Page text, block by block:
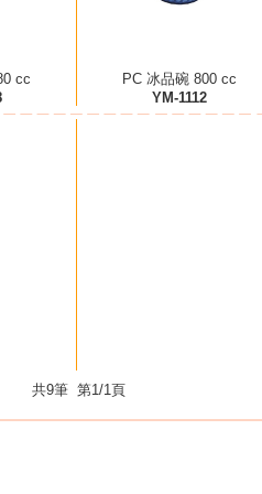
cc
PC 冰品碗 800 cc
YM-1112
共9筆 第1/1頁